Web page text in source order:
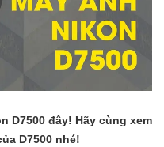
D7500 đây! Hãy cùng xem
D7500 nhé!